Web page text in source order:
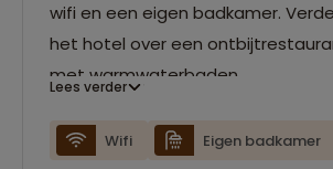
wifi en een eigen badkamer.
het hotel over een
met warmwaterbaden.
Lees verder
Wifi Eigen badkamer